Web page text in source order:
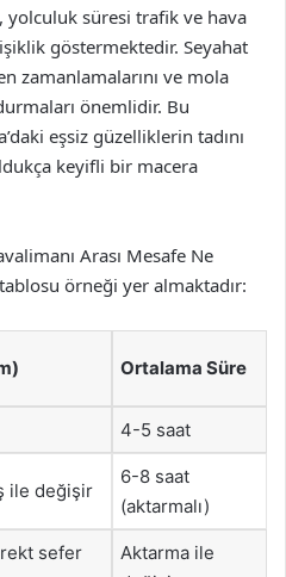
yolculuk süresi trafik ve hava
göstermektedir. Seyahat
zamanlamalarını ve mola
önemlidir. Bu
eşsiz güzelliklerin tadını
keyifli bir macera
Arası Mesafe Ne
örneği yer almaktadır:
Ortalama Süre
4-5 saat
ile değişir
6-8 saat
(aktarmalı)
sefer
Aktarma ile